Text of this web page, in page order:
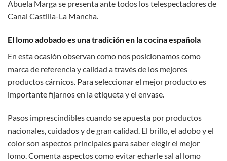
Abuela Marga se presenta ante todos los telespectadores de
Canal Castilla-La Mancha.
El lomo adobado es una tradición en la cocina española
En esta ocasión observan como nos posicionamos como
marca de referencia y calidad a través de los mejores
productos cárnicos. Para seleccionar el mejor producto es
importante fijarnos en la etiqueta y el envase.
Pasos imprescindibles cuando se apuesta por productos
nacionales, cuidados y de gran calidad. El brillo, el adobo y el
color son aspectos principales para saber elegir el mejor
lomo. Comenta aspectos como evitar echarle sal al lomo